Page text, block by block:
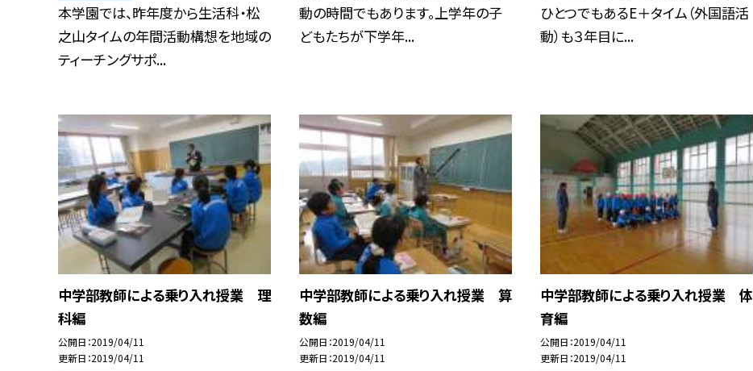
本学園では、昨年度から生活科・松
之山タイムの年間活動構想を地域の
ティーチングサポ...
動の時間でもあります。上学年の子
どもたちが下学年...
ひとつでもあるE＋タイム（外国語活
動）も３年目に...
中学部教師による乗り入れ授業 理
科編
公開日 2019/04/11
更新日 2019/04/11
中学部教師による乗り入れ授業 算
数編
公開日 2019/04/11
更新日 2019/04/11
中学部教師による乗り入れ授業 体
育編
公開日 2019/04/11
更新日 2019/04/11